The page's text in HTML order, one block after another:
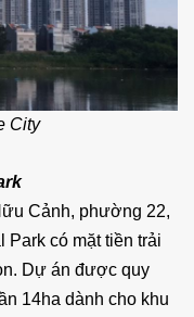
City
Cảnh, phường 22,
Park có mặt tiền trải
Dự án được quy
14ha dành cho khu